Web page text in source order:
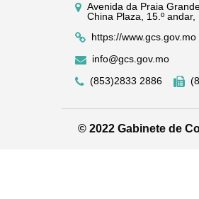
Avenida da Praia
China Plaza, 15.º andar,
https://www.gcs.gov.mo
info@gcs.gov.mo
(853)2833 2886
© 2022 Gabinete de